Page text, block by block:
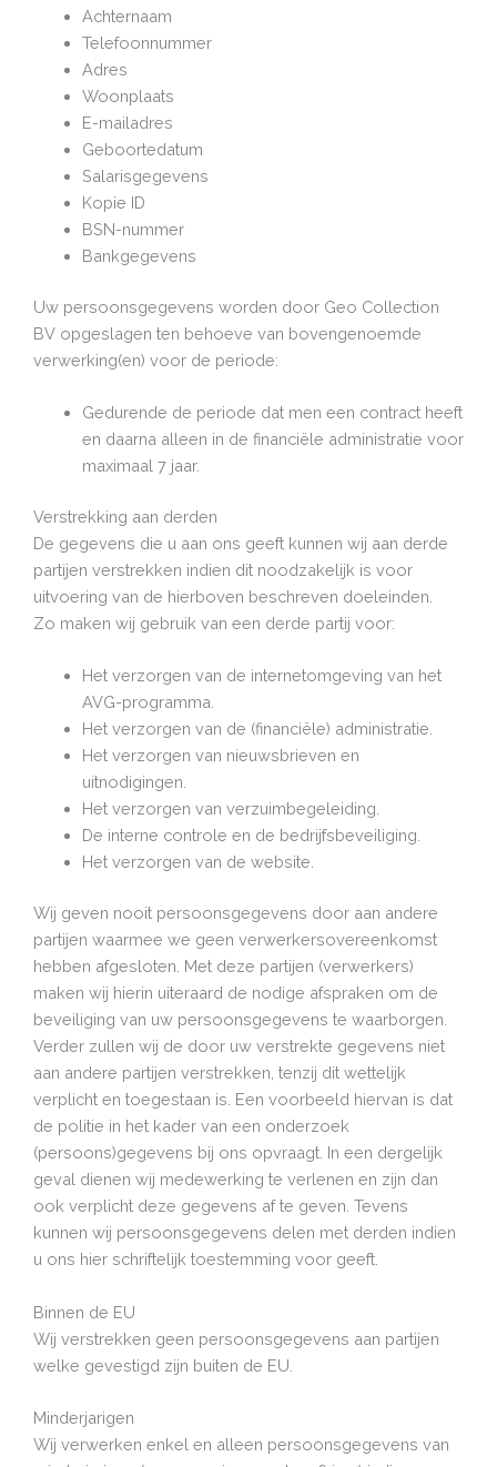
Achternaam
Telefoonnummer
Adres
Woonplaats
E-mailadres
Geboortedatum
Salarisgegevens
Kopie ID
BSN-nummer
Bankgegevens
Uw persoonsgegevens worden door Geo Collection
BV opgeslagen ten behoeve van bovengenoemde
verwerking(en) voor de periode:
Gedurende de periode dat men een contract heeft
en daarna alleen in de financiële administratie voor
maximaal 7 jaar.
Verstrekking aan derden
De gegevens die u aan ons geeft kunnen wij aan derde
partijen verstrekken indien dit noodzakelijk is voor
uitvoering van de hierboven beschreven doeleinden.
Zo maken wij gebruik van een derde partij voor:
Het verzorgen van de internetomgeving van het
AVG-programma.
Het verzorgen van de (financiële) administratie.
Het verzorgen van nieuwsbrieven en
uitnodigingen.
Het verzorgen van verzuimbegeleiding.
De interne controle en de bedrijfsbeveiliging.
Het verzorgen van de website.
Wij geven nooit persoonsgegevens door aan andere
partijen waarmee we geen verwerkersovereenkomst
hebben afgesloten. Met deze partijen (verwerkers)
maken wij hierin uiteraard de nodige afspraken om de
beveiliging van uw persoonsgegevens te waarborgen.
Verder zullen wij de door uw verstrekte gegevens niet
aan andere partijen verstrekken, tenzij dit wettelijk
verplicht en toegestaan is. Een voorbeeld hiervan is dat
de politie in het kader van een onderzoek
(persoons)gegevens bij ons opvraagt. In een dergelijk
geval dienen wij medewerking te verlenen en zijn dan
ook verplicht deze gegevens af te geven. Tevens
kunnen wij persoonsgegevens delen met derden indien
u ons hier schriftelijk toestemming voor geeft.
Binnen de EU
Wij verstrekken geen persoonsgegevens aan partijen
welke gevestigd zijn buiten de EU.
Minderjarigen
Wij verwerken enkel en alleen persoonsgegevens van